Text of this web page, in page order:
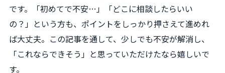
です。「初めてで不安…」「どこに相談したらいい
の？」という方も、ポイントをしっかり押さえて進めれ
ば大丈夫。この記事を通して、少しでも不安が解消し、
「これならできそう」と思っていただけたなら嬉しいで
す。